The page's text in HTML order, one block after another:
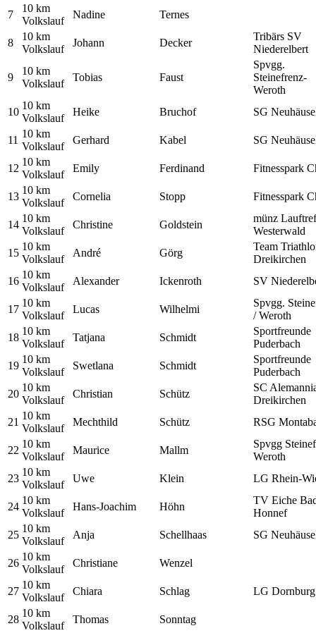
7
10 km
Volkslauf
Nadine Ternes
8
10 km
Volkslauf
Johann Decker
Tribärs SV
Niederelbert
9
10 km
Volkslauf
Tobias Faust
Spvgg.
Steinefrenz-
Weroth
10
10 km
Volkslauf
Heike Bruchof SG
11
10 km
Volkslauf
Gerhard Kabel SG
12
10 km
Volkslauf
Emily Ferdinand Fitnesspark
13
10 km
Volkslauf
Cornelia Stopp Fitnesspark
14
10 km
Volkslauf
Christine Goldstein
münz
Westerwald
15
10 km
Volkslauf
André Görg
Team
Dreikirchen
16
10 km
Volkslauf
Alexander Ickenroth SV
17
10 km
Volkslauf
Lucas Wilhelmi
Spvgg.
/ Weroth
18
10 km
Volkslauf
Tatjana Schmidt
Sportfreunde
Puderbach
19
10 km
Volkslauf
Swetlana Schmidt
Sportfreunde
Puderbach
20
10 km
Volkslauf
Christian Schütz
SC
Dreikirchen
21
10 km
Volkslauf
Mechthild Schütz RSG
22
10 km
Volkslauf
Maurice Mallm
Spvgg
Weroth
23
10 km
Volkslauf
Uwe Klein LG Rhein-
24
10 km
Volkslauf
Hans-Joachim Höhn
TV Eiche
Honnef
25
10 km
Volkslauf
Anja Schellhaas SG
26
10 km
Volkslauf
Christiane Wenzel
27
10 km
Volkslauf
Chiara Schlag LG Dornburg
28
10 km
Volkslauf
Thomas Sonntag